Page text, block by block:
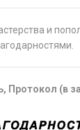
и
(в